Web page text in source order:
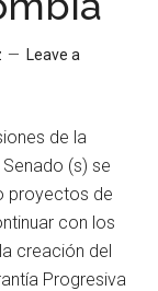
Leave a
de la
(s) se
proyectos de
con los
creación del
Progresiva